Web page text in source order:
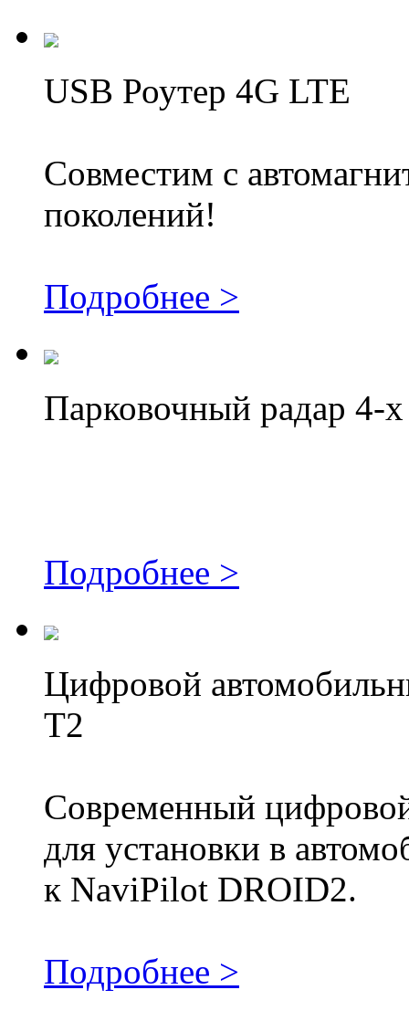
USB Роутер 4G LTE
Совместим с
поколений!
Подробнее >
Парковочный радар 4-
Подробнее >
Цифровой
T2
Современный
для установки в
к NaviPilot DROID2.
Подробнее >